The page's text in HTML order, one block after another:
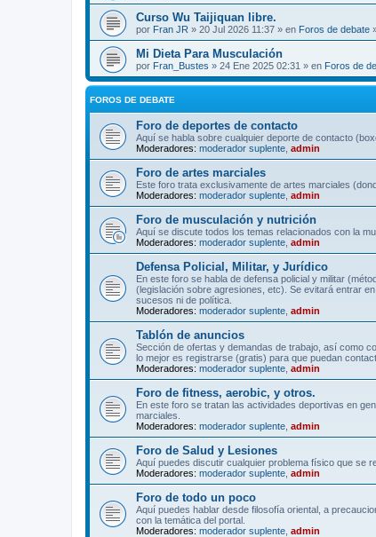
Curso Wu Taijiquan libre.
por Fran JR » 20 Jul 2026 11:37 » en Foros de debate
Mi Dieta Para Musculación
por Fran_Bustes » 24 Ene 2025 02:31 » en Foros de
FOROS DE DEBATE
Foro de deportes de contacto
Aquí se habla sobre cualquier deporte de contacto
Moderadores: moderador suplente admin
Foro de artes marciales
Este foro trata exclusivamente de artes marciales
Moderadores: moderador suplente admin
Foro de musculación y nutrición
Aquí se discute todos los temas relacionados con la
Moderadores: moderador suplente admin
Defensa Policial, Militar, y Jurídico
En este foro se habla de defensa policial y militar
(legislación sobre agresiones, etc). Se evitará entrar
sucesos ni de política.
Moderadores: moderador suplente admin
Tablón de anuncios
Sección de ofertas y demandas de trabajo, así como
lo mejor es registrarse (gratis) para que puedan
Moderadores: moderador suplente admin
Foro de fitness, aerobic, y otros.
En este foro se tratan las actividades deportivas en
marciales.
Moderadores: moderador suplente admin
Foro de Salud y Lesiones
Aquí puedes discutir cualquier problema físico que se
Moderadores: moderador suplente admin
Foro de todo un poco
Aquí puedes hablar desde filosofía oriental, a
con la temática del portal.
Moderadores: moderador suplente admin